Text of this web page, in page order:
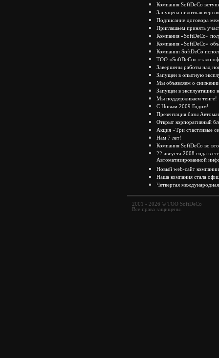
Компания SoftDeCo
Запущена пилотная
Подписание договора
Приглашаем принять
Компания «SoftDeCo»
Компания «SoftDeCo»
Компании SoftDeCo
ТОО «SoftDeCo» стало
Завершены работы над
Запущен в опытную
Мы объявляем о
Запущен в эксплуатацию
Мы поддерживаем тенге!
С Новым 2009 Годом!
Презентация базы
Открыт корпоративный
Акция «Три счастливые
Нам 7 лет!
Компания SoftDeCo во
22 августа 2008 года в
Автоматизированной
Новый web-сайт
Наша компания стала
Четвертая
2001 - 2026 © ТОО SoftDeCo
Все права защищены.